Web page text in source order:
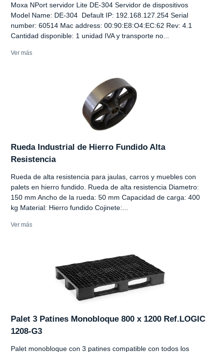
Moxa NPort servidor Lite DE-304 Servidor de dispositivos
Model Name: DE-304 Default IP: 192.168.127.254 Serial
number: 60514 Mac address: 00:90:E8:O4:EC:62 Rev: 4.1
Cantidad disponible: 1 unidad IVA y transporte no...
Ver más
Rueda Industrial de Hierro Fundido Alta
Resistencia
Rueda de alta resistencia para jaulas, carros y muebles con
palets en hierro fundido. Rueda de alta resistencia Diametro:
150 mm Ancho de la rueda: 50 mm Capacidad de carga: 400
kg Material: Hierro fundido Cojinete:...
Ver más
Palet 3 Patines Monobloque 800 x 1200 Ref.LOGIC
1208-G3
Palet monobloque con 3 patines compatible con todos los